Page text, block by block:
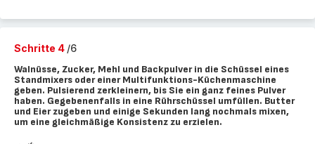
Schritte 4 /6
Walnüsse, Zucker, Mehl und Backpulver in die Schüssel eines
Standmixers oder einer Multifunktions-Küchenmaschine
geben. Pulsierend zerkleinern, bis Sie ein ganz feines Pulver
haben. Gegebenenfalls in eine Rührschüssel umfüllen. Butter
und Eier zugeben und einige Sekunden lang nochmals mixen,
um eine gleichmäßige Konsistenz zu erzielen.